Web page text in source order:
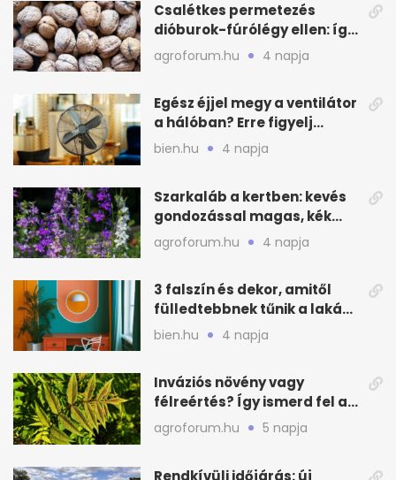
Csalétkes permetezés
dióburok-fúrólégy ellen: így
csináld a kertben
agroforum.hu 4 napja
Egész éjjel megy a ventilátor
a hálóban? Erre figyelj
alvásnál nyáron
bien.hu 4 napja
Szarkaláb a kertben: kevés
gondozással magas, kék
virágfalat ad
agroforum.hu 4 napja
3 falszín és dekor, amitől
fülledtebbnek tűnik a lakás
nyáron
bien.hu 4 napja
Inváziós növény vagy
félreértés? Így ismerd fel a
valódi kockázatot
agroforum.hu 5 napja
Rendkívüli időjárás: új